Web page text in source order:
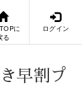
に
る
ログイン
早割プ